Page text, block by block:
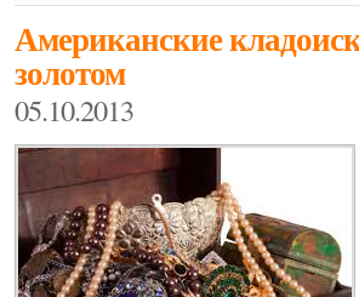
Американские
золотом
05.10.2013